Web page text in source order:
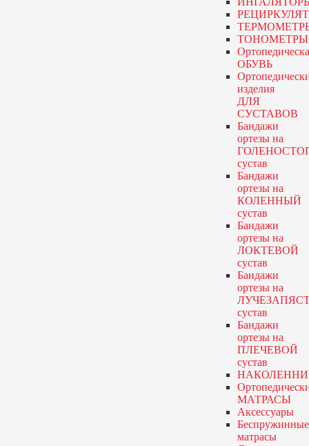
ТОНОМЕТРЫ
ОБУВЬ
изделия
ДЛЯ
СУСТАВОВ
Бандажи
ортезы на
сустав
Бандажи
ортезы на
КОЛЕННЫЙ
сустав
Бандажи
ортезы на
ЛОКТЕВОЙ
сустав
Бандажи
ортезы на
сустав
Бандажи
ортезы на
ПЛЕЧЕВОЙ
сустав
МАТРАСЫ
Аксессуары
Беспружинные
матрасы